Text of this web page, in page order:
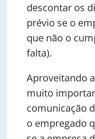
descontar os
prévio se o
que não o
falta).
Aproveitando
muito
comunicação
o empregado